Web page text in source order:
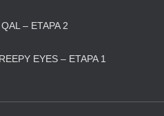
– ETAPA 2
EYES – ETAPA 1